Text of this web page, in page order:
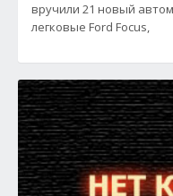
вручили 21 новый
легковые Ford Focus,